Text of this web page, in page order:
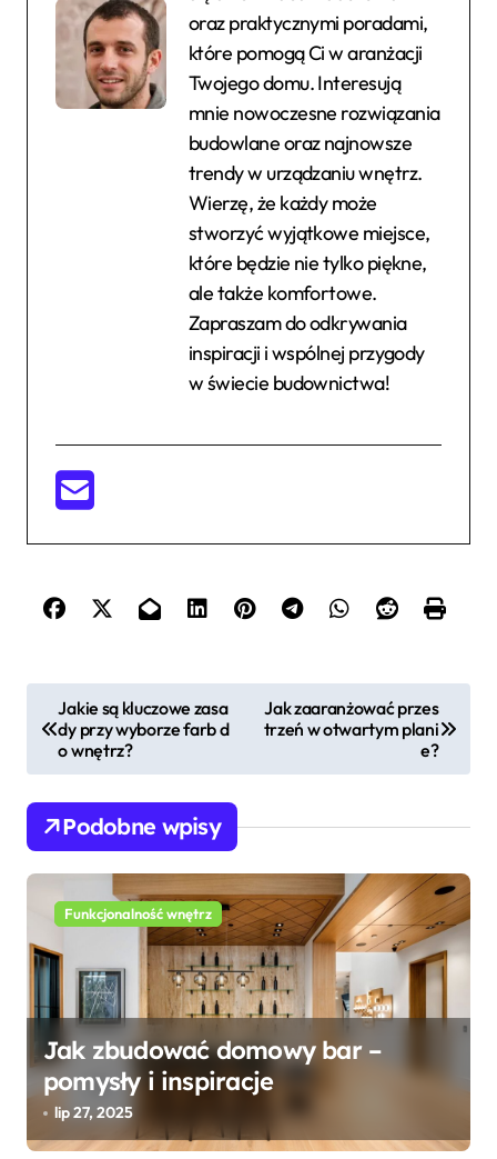
oraz praktycznymi poradami,
które pomogą Ci w aranżacji
Twojego domu. Interesują
mnie nowoczesne rozwiązania
budowlane oraz najnowsze
trendy w urządzaniu wnętrz.
Wierzę, że każdy może
stworzyć wyjątkowe miejsce,
które będzie nie tylko piękne,
ale także komfortowe.
Zapraszam do odkrywania
inspiracji i wspólnej przygody
w świecie budownictwa!
a
w
i
g
a
j
a
w
p
i
s
Jakie są kluczowe zasa
dy przy wyborze farb d
o wnętrz?
Jak zaaranżować przes
trzeń w otwartym plani
e?
Podobne wpisy
Funkcjonalność wnętrz
Jak zbudować domowy bar –
pomysły i inspiracje
lip 27, 2025